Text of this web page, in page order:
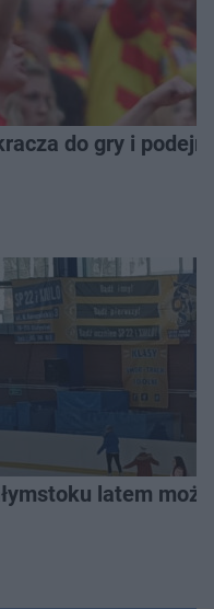
do gry i
latem